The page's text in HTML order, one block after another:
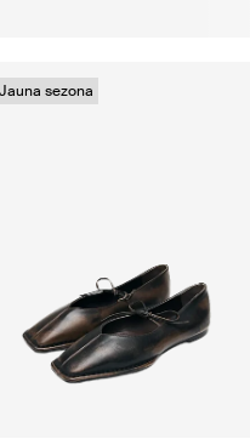
Jauna sezona